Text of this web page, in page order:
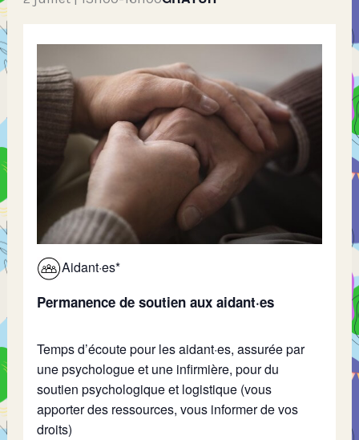
Aidant·es*
Permanence de soutien aux aidant·es
Tempsd’écoute pour les aidant·es, assurée par
une psychologue et une infirmière, pour du
soutien psychologique et logistique (vous
apporter des ressources, vous informer de vos
droits)